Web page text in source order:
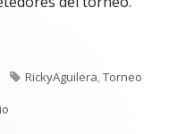
Andrés Berroterán
Etiquetas
RickyAguilera,Torneo